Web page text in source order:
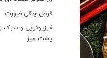
قرص چاقی صورت
فیزیوتراپی و سبک
پشت میز